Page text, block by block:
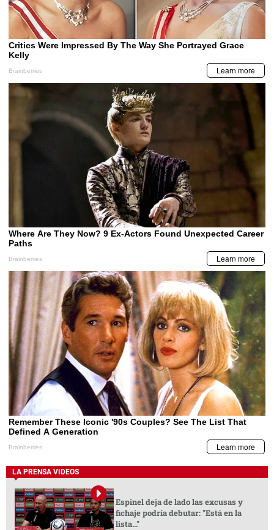
LA PRENSA VIDEOS
Espinel deja de lado las excusas y
fichaje podría debutar: "Está en la
lista..."